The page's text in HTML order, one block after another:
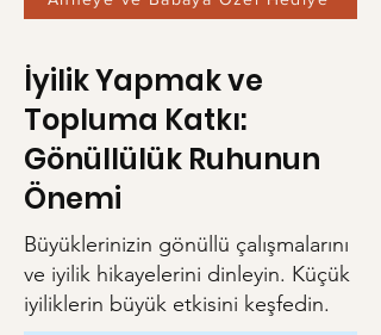
İyilik Yapmak ve
Topluma Katkı:
Gönüllülük Ruhunun
Önemi
Büyüklerinizin gönüllü çalışmalarını
ve iyilik hikayelerini dinleyin. Küçük
iyiliklerin büyük etkisini keşfedin.